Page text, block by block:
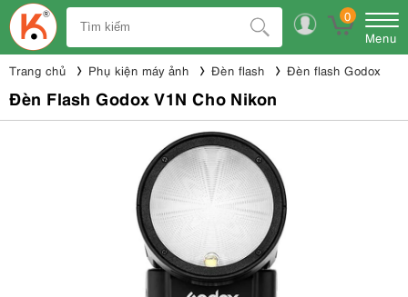
0
Menu
Trang chủ Phụ kiện máy ảnh Đèn flash Đèn flash Godox
Đèn Flash Godox V1N Cho Nikon